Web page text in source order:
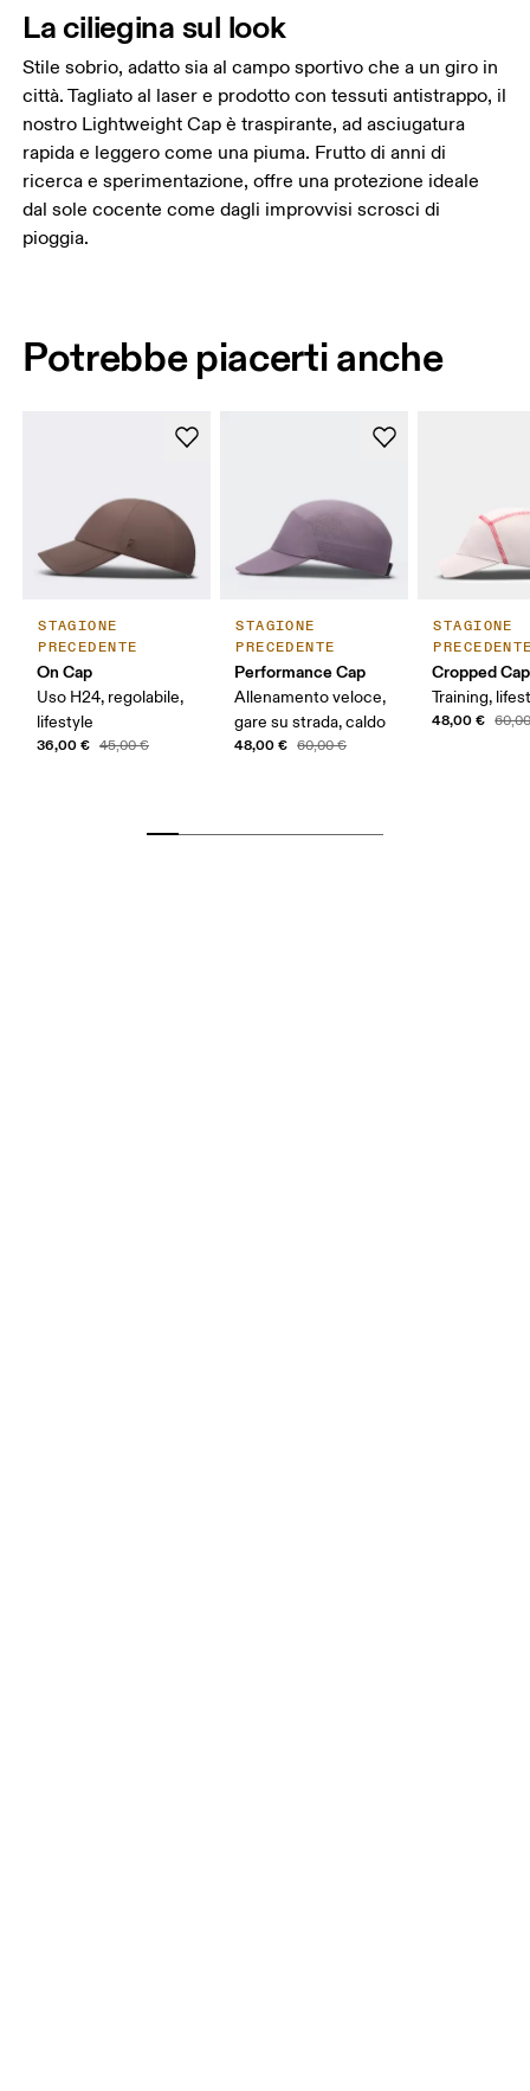
La ciliegina sul look
Stile sobrio, adatto sia al campo sportivo che a un giro in
città. Tagliato al laser e prodotto con tessuti antistrappo, il
nostro Lightweight Cap è traspirante, ad asciugatura
rapida e leggero come una piuma. Frutto di anni di
ricerca e sperimentazione, offre una protezione ideale
dal sole cocente come dagli improvvisi scrosci di
pioggia.
Potrebbe piacerti anche
STAGIONE
PRECEDENTE
On Cap
Uso H24, regolabile,
lifestyle
36,00 € 45,00 €
STAGIONE
PRECEDENTE
Performance Cap
Allenamento veloce,
gare su strada, caldo
48,00 € 60,00 €
STAGIONE
Cropped
Training,
48,00 €